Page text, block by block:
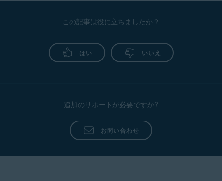
この記事は役に立ちましたか？
はい いいえ
追加のサポートが必要ですか?
お問い合わせ